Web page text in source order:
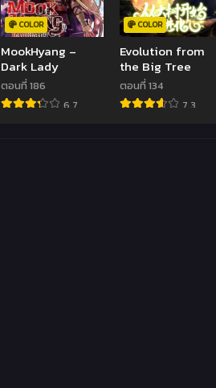
COLOR
MookHyang –
Dark Lady
ตอนที่ 186
6.7
COLOR
Evolution from
the Big Tree
ตอนที่ 134
7.3